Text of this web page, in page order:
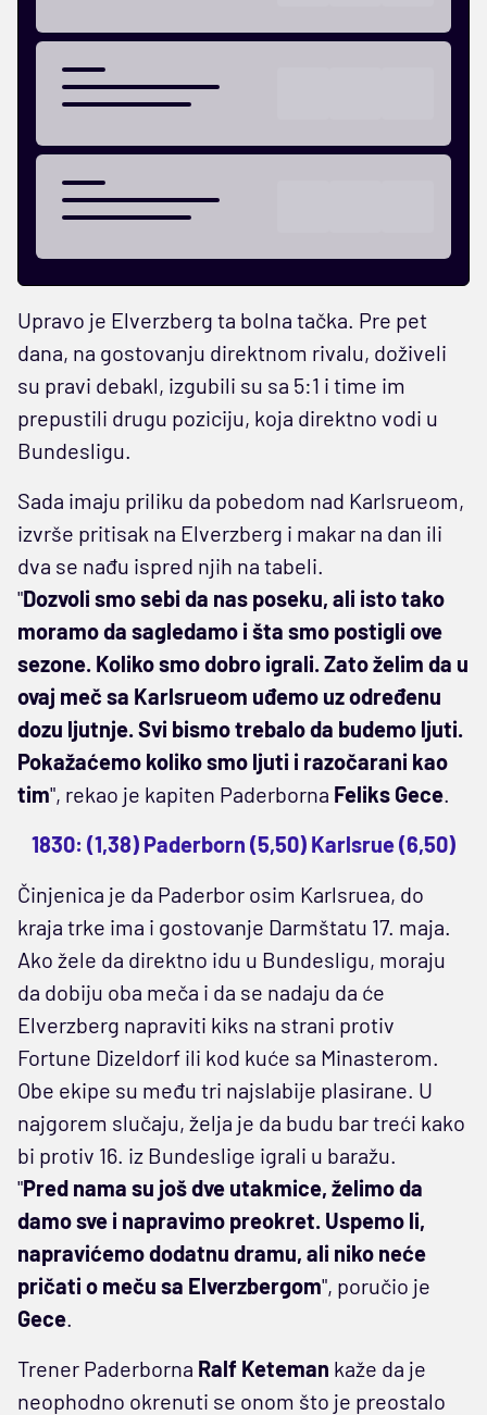
Upravo je Elverzberg ta bolna tačka. Pre pet
dana, na gostovanju direktnom rivalu, doživeli
su pravi debakl, izgubili su sa 5:1 i time im
prepustili drugu poziciju, koja direktno vodi u
Bundesligu.
Sada imaju priliku da pobedom nad Karlsrueom,
izvrše pritisak na Elverzberg i makar na dan ili
dva se nađu ispred njih na tabeli.
"Dozvoli smo sebi da nas poseku, ali isto tako
moramo da sagledamo i šta smo postigli ove
sezone. Koliko smo dobro igrali. Zato želim da u
ovaj meč sa Karlsrueom uđemo uz određenu
dozu ljutnje. Svi bismo trebalo da budemo ljuti.
Pokažaćemo koliko smo ljuti i razočarani kao
tim", rekao je kapiten Paderborna Feliks Gece.
1830: (1,38) Paderborn (5,50) Karlsrue (6,50)
Činjenica je da Paderbor osim Karlsruea, do
kraja trke ima i gostovanje Darmštatu 17. maja.
Ako žele da direktno idu u Bundesligu, moraju
da dobiju oba meča i da se nadaju da će
Elverzberg napraviti kiks na strani protiv
Fortune Dizeldorf ili kod kuće sa Minasterom.
Obe ekipe su među tri najslabije plasirane. U
najgorem slučaju, želja je da budu bar treći kako
bi protiv 16. iz Bundeslige igrali u baražu.
"Pred nama su još dve utakmice, želimo da
damo sve i napravimo preokret. Uspemo li,
napravićemo dodatnu dramu, ali niko neće
pričati o meču sa Elverzbergom", poručio je
Gece.
Trener Paderborna Ralf Keteman kaže da je
neophodno okrenuti se onom što je preostalo